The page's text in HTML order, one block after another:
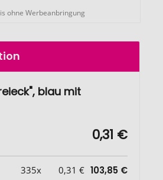
ohne Werbeanbringung
blau mit
0,31 €
335x 0,31 € 103,85 €